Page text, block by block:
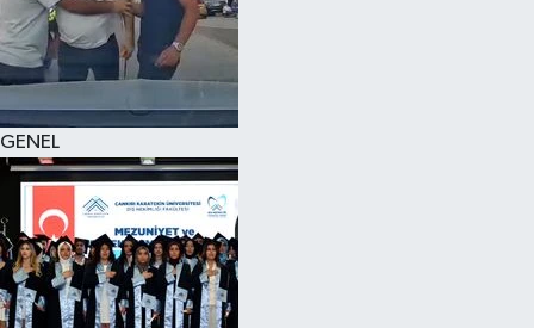
GENEL
KÜLTÜR SANAT
SAĞLIK
SİYASET
SPOR